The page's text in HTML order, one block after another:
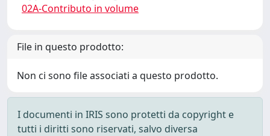
02A-Contributo in volume
File in questo prodotto:
Non ci sono file associati a questo prodotto.
I documenti in IRIS sono protetti da copyright e
tutti i diritti sono riservati, salvo diversa